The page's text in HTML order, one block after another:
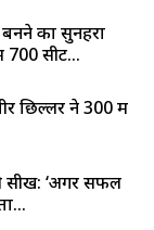
का सुनहरा
सीटें...
छिल्लर ने 300 में
सीख: ‘अगर सफल